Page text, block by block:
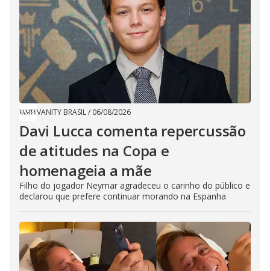
VANITY BRASIL/ 06/08/2026
Davi Lucca comenta repercussão
de atitudes na Copa e
homenageia a mãe
Filho do jogador Neymar agradeceu o carinho do público e
declarou que prefere continuar morando na Espanha